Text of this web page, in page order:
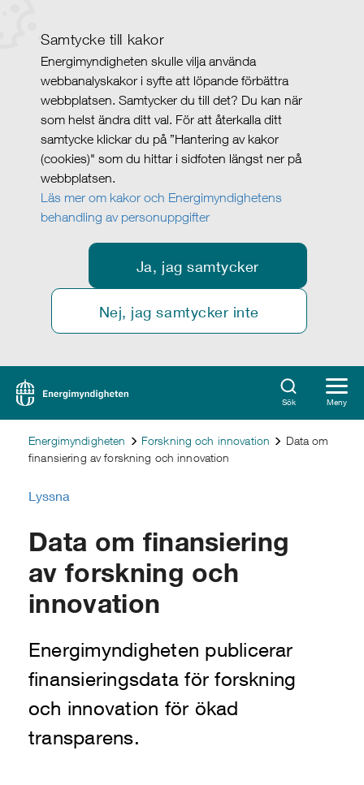
Samtycke till kakor
Energimyndigheten skulle vilja använda
webbanalyskakor i syfte att löpande förbättra
webbplatsen. Samtycker du till det? Du kan när
som helst ändra ditt val. För att återkalla ditt
samtycke klickar du på ”Hantering av kakor
(cookies)" som du hittar i sidfoten längst ner på
webbplatsen.
Läs mer om kakor och Energimyndighetens
behandling av personuppgifter
Ja, jag samtycker
Nej, jag samtycker inte
Sök Meny
Energimyndigheten Forskning och innovation
Data om
finansiering av forskning och innovation
Lyssna
Data om finansiering
av forskning och
innovation
Energimyndigheten publicerar
finansieringsdata för forskning
och innovation för ökad
transparens.